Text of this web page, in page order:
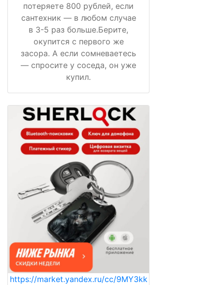
потеряете 800 рублей, если
сантехник — в любом случае
в 3-5 раз больше.Берите,
окупится с первого же
засора. А если сомневаетесь
— спросите у соседа, он уже
купил.
https://market.yandex.ru/cc/9MY3kk